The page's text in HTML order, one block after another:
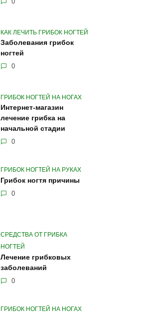
КАК ЛЕЧИТЬ ГРИБОК НОГТЕЙ
Заболевания грибок
ногтей
0
ГРИБОК НОГТЕЙ НА НОГАХ
Интернет-магазин
лечение грибка на
начальной стадии
0
ГРИБОК НОГТЕЙ НА РУКАХ
Грибок ногтя причины
0
СРЕДСТВА ОТ ГРИБКА
НОГТЕЙ
Лечение грибковых
заболеваний
0
ГРИБОК НОГТЕЙ НА НОГАХ